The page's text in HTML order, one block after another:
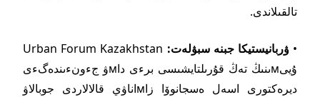
تالقىلاندى.
•ۋربانيستيكا جبنە سبۋلەت: Urban Forum Kazakhstan
ۇيىмىنىڭ تەڭ قۇرىلتايشىسى برءى داмۋ جءونءىندەگءى
ديرەكتورى اسەل ەسجانوۆا زاмاناۋي قالالاردى جوبالاۋ